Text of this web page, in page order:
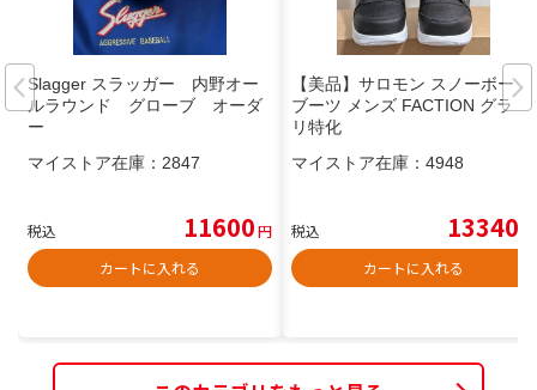
Slagger スラッガー 内野オー
ルラウンド グローブ オーダ
ー
マイストア在庫： 2847
税込 11600円
カートに入れる
【美品】サロモン スノーボード
ブーツ メンズ FACTION グラト
リ特化
マイストア在庫： 4948
税込 13340
カートに入れる